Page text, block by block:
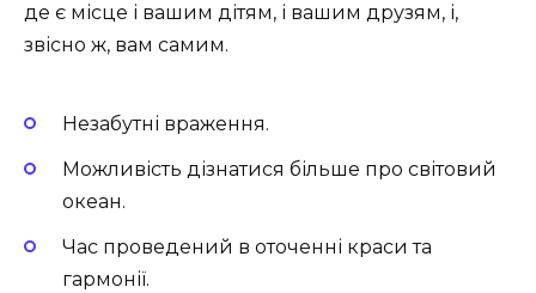
де є місце і вашим дітям, і вашим друзям, і,
звісно ж, вам самим.
Незабутні враження.
Можливість дізнатися більше про світовий
океан.
Час проведений в оточенні краси та
гармонії.